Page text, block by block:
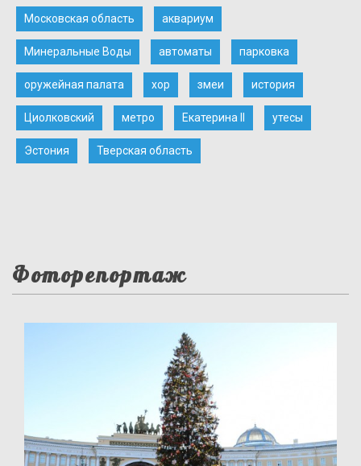
Московская область аквариум
Минеральные Воды автоматы парковка
оружейная палата хор змеи история
Циолковский метро Екатерина II утесы
Эстония Тверская область
Фоторепортаж